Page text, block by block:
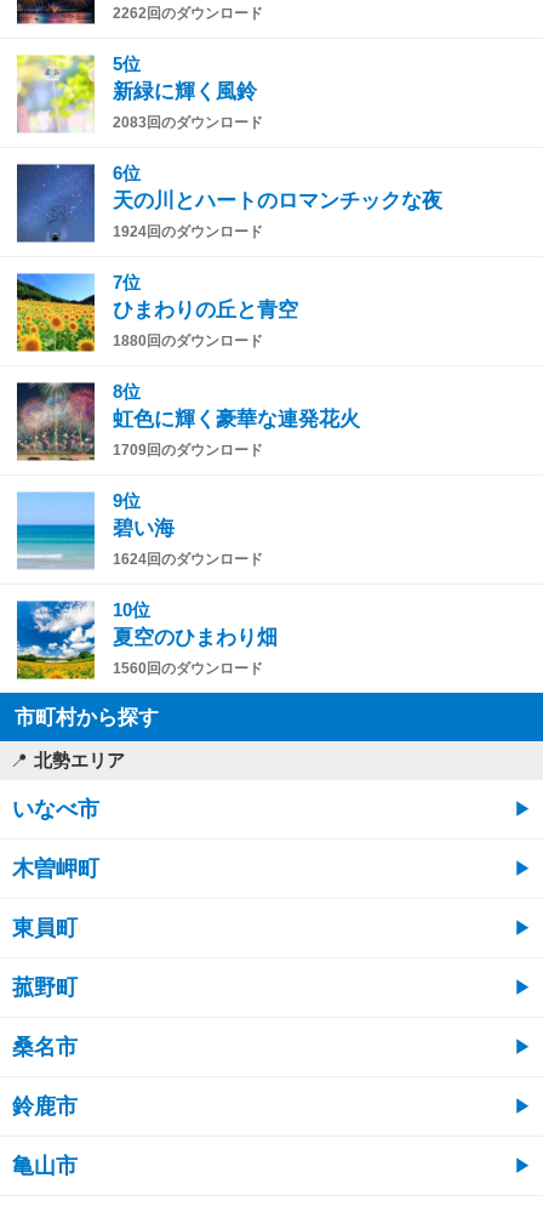
2262回のダウンロード
5位
新緑に輝く風鈴
2083回のダウンロード
6位
天の川とハートのロマンチックな夜
1924回のダウンロード
7位
ひまわりの丘と青空
1880回のダウンロード
8位
虹色に輝く豪華な連発花火
1709回のダウンロード
9位
碧い海
1624回のダウンロード
10位
夏空のひまわり畑
1560回のダウンロード
市町村から探す
北勢エリア
いなべ市
木曽岬町
東員町
菰野町
桑名市
鈴鹿市
亀山市